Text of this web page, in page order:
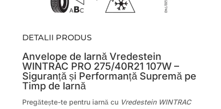
DETALII PRODUS
Anvelope de Iarnă Vredestein
WINTRAC PRO 275/40R21 107W –
Siguranță și Performanță Supremă pe
Timp de Iarnă
Pregătește-te pentru iarnă cu Vredestein WINTRAC